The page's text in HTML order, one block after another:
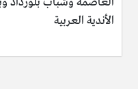
الأندية العربية